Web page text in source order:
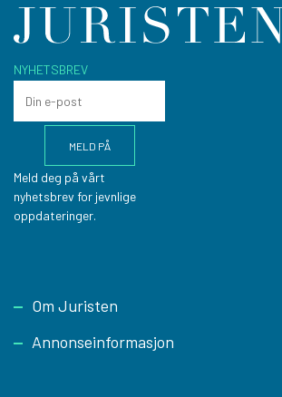
NYHETSBREV
Meld deg på vårt
nyhetsbrev for jevnlige
oppdateringer.
Footer
Om Juristen
Annonseinformasjon